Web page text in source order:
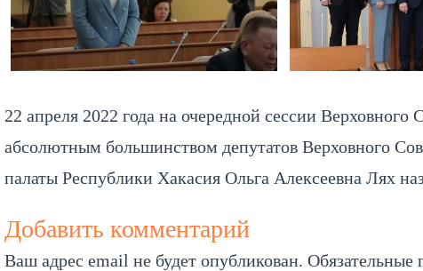
22 апреля 2022 года на очередной сессии
абсолютным большинством депутатов Верховного
палаты Республики Хакасия Ольга Алексеевна Лях
Добавить комментарий
Ваш адрес email не будет опубликован. Обязательные